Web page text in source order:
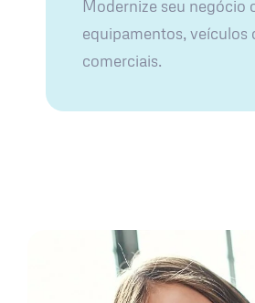
Modernize seu negócio
equipamentos, veículos
comerciais.